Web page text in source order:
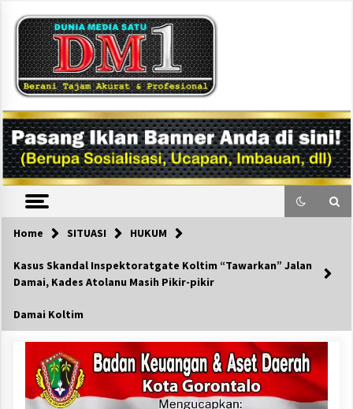
content
DM1
Home SITUASI HUKUM
Kasus Skandal Inspektoratgate Koltim “Tawarkan” Jalan
Damai, Kades Atolanu Masih Pikir-pikir
Damai Koltim